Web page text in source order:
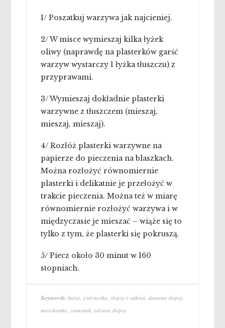
1/ Poszatkuj warzywa jak najcieniej.
2/ W misce wymieszaj kilka łyżek
oliwy (naprawdę na plasterków garść
warzyw wystarczy 1 łyżka tłuszczu) z
przyprawami.
3/ Wymieszaj dokładnie plasterki
warzywne z tłuszczem (mieszaj,
mieszaj, mieszaj).
4/ Rozłóż plasterki warzywne na
papierze do pieczenia na blaszkach.
Można rozłożyć równomiernie
plasterki i delikatnie je przełożyć w
trakcie pieczenia. Można też w miarę
równomiernie rozłożyć warzywa i w
międzyczasie je mieszać – wiąże się to
tylko z tym, że plasterki się pokruszą.
5/ Piecz około 30 minut w 160
stopniach.
Keywords: batat, pietruszka, chipsy z cukinii, domowe chipsy,
marchewka, ziemniak, zdrowe chipsy